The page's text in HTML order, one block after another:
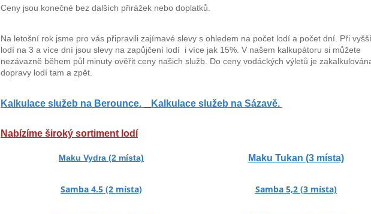
Ceny jsou konečné bez dalších přirážek nebo doplatků.
Na letošní rok jsme pro vás připravili zajímavé slevy s ohledem na počet lodí a počet dní. Při
lodí na 3 a více dní jsou slevy na zapůjčení lodí i více jak 15%. V našem kalkupátoru si můžete
nezávazně během půl minuty ověřit ceny našich služb. Do ceny vodáckých výletů je
dopravy lodí tam a zpět.
Kalkulace služeb na Berounce. Kalkulace služeb na Sázavě.
Nabízíme široký sortiment lodí
Maku Vydra (2 místa) Maku Tukan (3 místa)
Samba 4.5 (2 místa) Samba 5,2 (3 místa)